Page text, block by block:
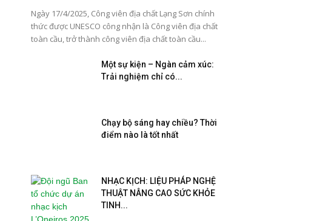
Ngày 17/4/2025, Công viên địa chất Lạng Sơn chính
thức được UNESCO công nhận là Công viên địa chất
toàn cầu, trở thành công viên địa chất toàn cầu...
Một sự kiện – Ngàn cảm xúc:
Trải nghiệm chỉ có...
Chạy bộ sáng hay chiều? Thời
điểm nào là tốt nhất
NHẠC KỊCH: LIỆU PHÁP NGHỆ
THUẬT NÂNG CAO SỨC KHỎE
TINH...